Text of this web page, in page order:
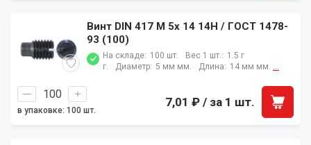
Винт DIN 417 M 5x 14 14H / ГОСТ 1478-
93 (100)
На складе: 100 шт. Вес 1 шт.: 1.5 г
г.
Диаметр: 5 мм мм. Длина: 14 мм мм. ...
в упаковке: 100 шт.
7,01 ₽ / за 1 шт.